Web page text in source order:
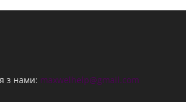
з нами: maxwelhelp@gmail.com